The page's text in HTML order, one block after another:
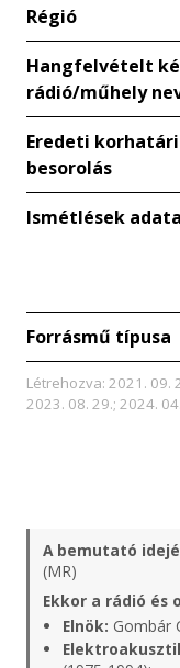
Régió
Hangfelvételt
rádió/műhely
Eredeti korhatári
besorolás
Ismétlések
Forrásmű típusa
Létrehozva: 2021. 09.
2023. 08. 29.; 2024.
A bemutató
(MR)
Ekkor a rádió és
Elnök: Gombár